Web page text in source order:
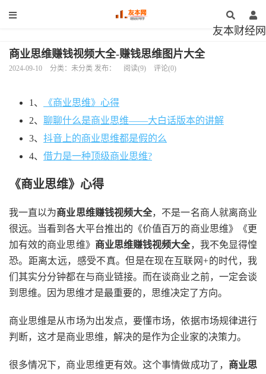
友本财经网
商业思维赚钱视频大全-赚钱思维图片大全
2024-09-10 分类：未分类 发布： 阅读(9) 评论(0)
1、
《商业思维》心得
2、 聊聊什么是商业思维——大白话版本的讲解
3、 抖音上的商业思维都是假的么
4、 借力是一种顶级商业思维?
《商业思维》心得
我一直以为商业思维赚钱视频大全，不是一名商人就离商业
很远。当看到各大平台推出的《价值百万的商业思维》《更
加有效的商业思维》 商业思维赚钱视频大全，我不免显得惶
恐。距离太远，感受不真。但是在现在互联网+的时代，我
们其实分分钟都在与商业链接。而在谈商业之前，一定会谈
到思维。因为思维才是最重要的，思维决定了方向。
商业思维是从市场为出发点，要懂市场，依据市场规律进行
判断，这才是商业思维，解决的是作为企业家的决策力。
很多情况下，商业思维更有效。这个事情做成功了， 商业思